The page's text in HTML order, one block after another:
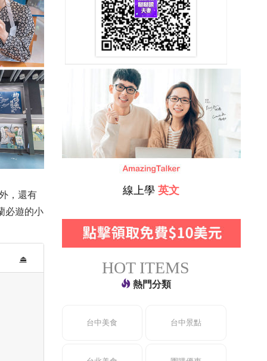
，還有
必遊的小
⏏
線上學 英文
HOT ITEMS
熱門分類
台中美食 台中景點